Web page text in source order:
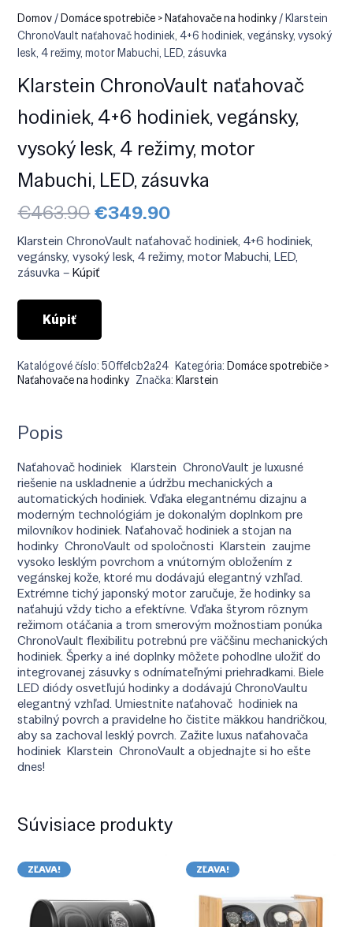
Domov/Domáce spotrebiče > Naťahovače na hodinky/ Klarstein
ChronoVault naťahovač hodiniek, 4+6 hodiniek, vegánsky, vysoký
lesk, 4 režimy, motor Mabuchi, LED, zásuvka
Klarstein ChronoVault naťahovač
hodiniek, 4+6 hodiniek, vegánsky,
vysoký lesk, 4 režimy, motor
Mabuchi, LED, zásuvka
€463.90Pôvodná
cena
bola:
€463.90.
€349.90Aktuálna
je:
€349.90.
Klarstein ChronoVault naťahovač hodiniek, 4+6 hodiniek,
vegánsky, vysoký lesk, 4 režimy, motor Mabuchi, LED,
zásuvka –Kúpiť
Kúpiť
Katalógové číslo:50ffe1cb2a24 Kategória:Domáce spotrebiče >
Naťahovače na hodinky Značka:Klarstein
Popis
Naťahovač hodiniek Klarstein ChronoVault je luxusné
riešenie na uskladnenie a údržbu mechanických a
automatických hodiniek. Vďaka elegantnému dizajnu a
moderným technológiám je dokonalým doplnkom pre
milovníkov hodiniek. Naťahovač hodiniek a stojan na
hodinky ChronoVault od spoločnosti Klarstein zaujme
vysoko lesklým povrchom a vnútorným obložením z
vegánskej kože, ktoré mu dodávajú elegantný vzhľad.
Extrémne tichý japonský motor zaručuje, že hodinky sa
naťahujú vždy ticho a efektívne. Vďaka štyrom rôznym
režimom otáčania a trom smerovým možnostiam ponúka
ChronoVault flexibilitu potrebnú pre väčšinu mechanických
hodiniek. Šperky a iné doplnky môžete pohodlne uložiť do
integrovanej zásuvky s odnímateľnými priehradkami. Biele
LED diódy osvetľujú hodinky a dodávajú ChronoVaultu
elegantný vzhľad. Umiestnite naťahovač hodiniek na
stabilný povrch a pravidelne ho čistite mäkkou handričkou,
aby sa zachoval lesklý povrch. Zažite luxus naťahovača
hodiniek Klarstein ChronoVault a objednajte si ho ešte
dnes!
Súvisiace produkty
ZĽAVA! ZĽAVA!